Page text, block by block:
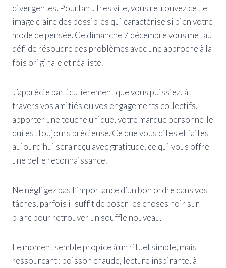
divergentes. Pourtant, très vite, vous retrouvez cette
image claire des possibles qui caractérise si bien votre
mode de pensée. Ce dimanche 7 décembre vous met au
défi de résoudre des problèmes avec une approche à la
fois originale et réaliste.
J’apprécie particulièrement que vous puissiez, à
travers vos amitiés ou vos engagements collectifs,
apporter une touche unique, votre marque personnelle
qui est toujours précieuse. Ce que vous dites et faites
aujourd’hui sera reçu avec gratitude, ce qui vous offre
une belle reconnaissance.
Ne négligez pas l’importance d’un bon ordre dans vos
tâches, parfois il suffit de poser les choses noir sur
blanc pour retrouver un souffle nouveau.
Le moment semble propice à un rituel simple, mais
ressourçant : boisson chaude, lecture inspirante, à